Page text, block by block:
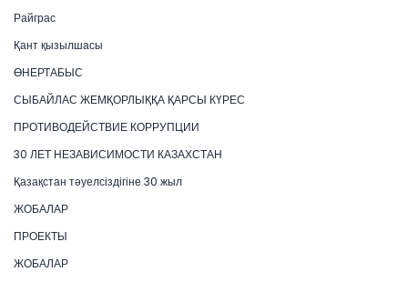
Райграс
Қант қызылшасы
ӨНЕРТАБЫС
СЫБАЙЛАС ЖЕМҚОРЛЫҚҚА ҚАРСЫ КҮРЕС
ПРОТИВОДЕЙСТВИЕ КОРРУПЦИИ
30 ЛЕТ НЕЗАВИСИМОСТИ КАЗАХСТАН
Қазақстан тәуелсіздігіне 30 жыл
ЖОБАЛАР
ПРОЕКТЫ
ЖОБАЛАР